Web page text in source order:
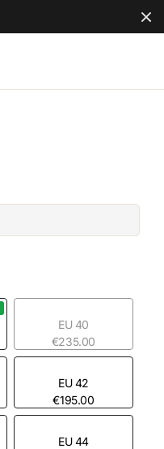
€235.00
EU 40
€195.00
EU 42
EU 44